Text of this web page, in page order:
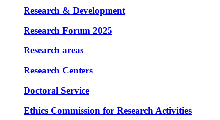
Research & Development
Research Forum 2025
Research areas
Research Centers
Doctoral Service
Ethics Commission for Research Activities